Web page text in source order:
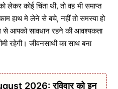
कोई चिंता थी, तो वह भी समाप्त
हाथ मे लेने से बचे, नहीं तो समस्या हो
से आपको सावधान रहने की आवश्यकता
रहेगी। जीवनसाथी का साथ बना
2026: रविवार को इन